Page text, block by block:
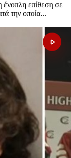
ένοπλη επίθεση σε
την οποία...